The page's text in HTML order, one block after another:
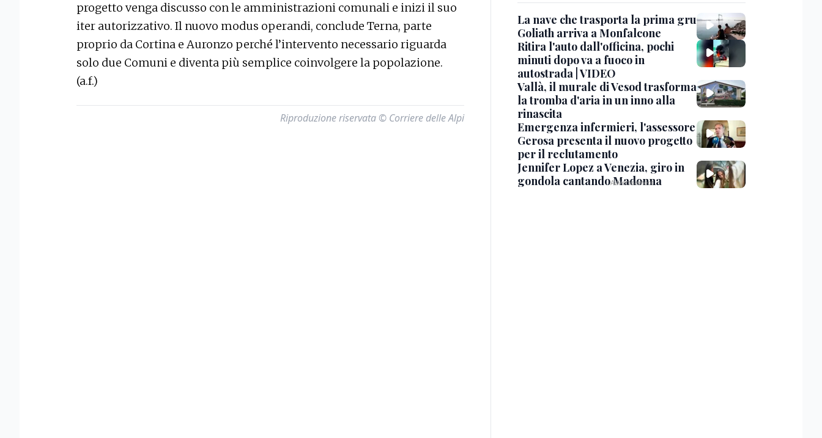
progetto venga discusso con le amministrazioni comunali e inizi il suo
iter autorizzativo. Il nuovo modus operandi, conclude Terna, parte
proprio da Cortina e Auronzo perché l’intervento necessario riguarda
solo due Comuni e diventa più semplice coinvolgere la popolazione.
(a.f.)
Riproduzione riservata © Corriere delle Alpi
La nave che trasporta la prima gru
Goliath arriva a Monfalcone
Ritira l'auto dall'officina, pochi
minuti dopo va a fuoco in
autostrada | VIDEO
Vallà, il murale di Vesod trasforma
la tromba d'aria in un inno alla
rinascita
Emergenza infermieri, l'assessore
Gerosa presenta il nuovo progetto
per il reclutamento
Jennifer Lopez a Venezia, giro in
gondola cantando Madonna